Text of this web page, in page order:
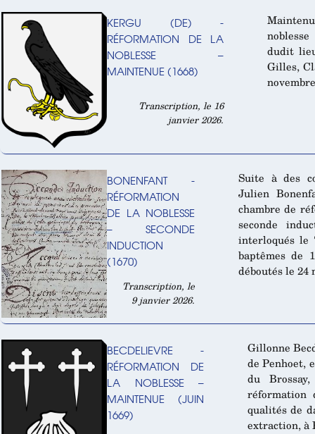
KERGU (DE) -
RÉFORMATION DE LA
NOBLESSE –
MAINTENUE (1668)
Transcription, le 16
janvier 2026.
dudit
Gilles,
BONENFANT -
RÉFORMATION
DE LA NOBLESSE
– SECONDE
INDUCTION
(1670)
Transcription, le
9 janvier 2026.
Suite à des
Julien
chambre de
seconde
interloqués le
baptêmes de
déboutés le 24
BECDELIEVRE -
RÉFORMATION DE
LA NOBLESSE –
MAINTENUE (JUIN
1669)
Gillonne
de Penhoet,
du
réformation
qualités de
extraction, à